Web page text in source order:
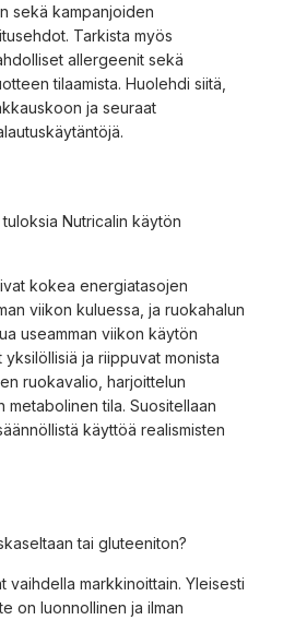
sekä kampanjoiden
Tarkista myös
allergeenit sekä
tilaamista. Huolehdi siitä,
ja seuraat
Nutricalin käytön
kokea energiatasojen
viikon kuluessa, ja ruokahalun
useamman viikon käytön
ja riippuvat monista
ruokavalio, harjoittelun
metabolinen tila. Suositellaan
käyttöä realismisten
tai gluteeniton?
vaihdella markkinoittain. Yleisesti
on luonnollinen ja ilman